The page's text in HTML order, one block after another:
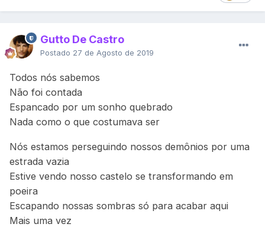
Gutto De Castro
Postado 27 de Agosto de 2019
Todos nós sabemos
Não foi contada
Espancado por um sonho quebrado
Nada como o que costumava ser
Nós estamos perseguindo nossos demônios por uma
estrada vazia
Estive vendo nosso castelo se transformando em
poeira
Escapando nossas sombras só para acabar aqui
Mais uma vez